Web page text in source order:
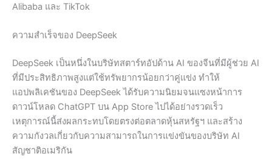
Alibaba และ TikTok
ความสำเร็จของ DeepSeek
DeepSeek เป็นหนึ่งในบริษัทสตาร์ทอัปด้าน AI ของจีนที่มีผู้ช่วย AI
ที่มีประสิทธิภาพสูงแต่ใช้ทรัพยากรน้อยกว่าคู่แข่ง ทำให้
แอปพลิเคชันของ DeepSeek ได้รับความนิยมจนแซงหน้าการ
ดาวน์โหลด ChatGPT บน App Store ไปได้อย่างรวดเร็ว
เหตุการณ์นี้ส่งผลกระทบโดยตรงต่อตลาดหุ้นสหรัฐฯ และสร้าง
ความกังวลเกี่ยวกับความสามารถในการแข่งขันของบริษัท AI
สัญชาติอเมริกัน